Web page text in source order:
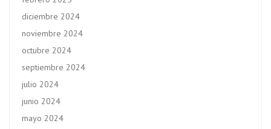
diciembre 2024
noviembre 2024
octubre 2024
septiembre 2024
julio 2024
junio 2024
mayo 2024